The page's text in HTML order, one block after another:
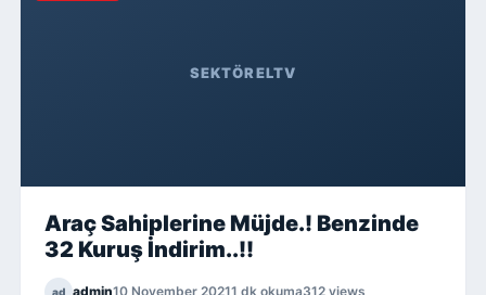
SEKTÖRELTV
Araç Sahiplerine Müjde.! Benzinde
32 Kuruş İndirim..!!
ad admin10 November 20211 dk okuma312 views